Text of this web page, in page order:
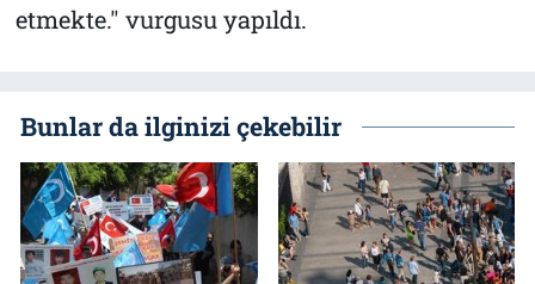
etmekte." vurgusu yapıldı.
Bunlar da ilginizi çekebilir